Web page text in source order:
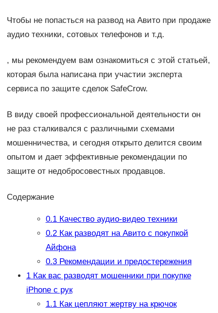
Чтобы не попасться на развод на Авито при продаже
аудио техники, сотовых телефонов и т.д.
, мы рекомендуем вам ознакомиться с этой статьей,
которая была написана при участии эксперта
сервиса по защите сделок SafeCrow.
В виду своей профессиональной деятельности он
не раз сталкивался с различными схемами
мошенничества, и сегодня открыто делится своим
опытом и дает эффективные рекомендации по
защите от недобросовестных продавцов.
Содержание
0.1Качество аудио-видео техники
0.2Как разводят на Авито с покупкой
Айфона
0.3Рекомендации и предостережения
1Как вас разводят мошенники при покупке
iPhone с рук
1.1Как цепляют жертву на крючок